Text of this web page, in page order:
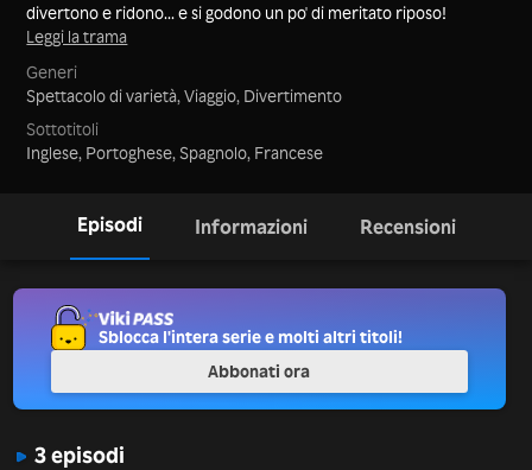
divertono e ridono... e si godono un po' di meritato riposo!
Leggi la trama
Generi
Spettacolo di varietà,Viaggio, Divertimento
Sottotitoli
Inglese, Portoghese, Spagnolo, Francese
Episodi Informazioni Recensioni
3 episodi
Sblocca l'intera serie e molti altri titoli!
Abbonati ora